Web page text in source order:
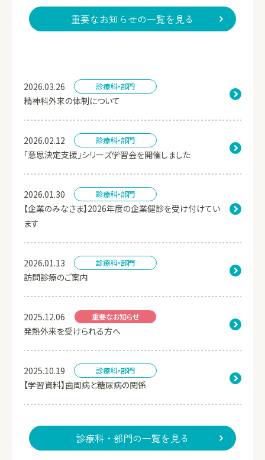
重要なお知らせの一覧を見る
2026.03.26 診療科・部門
精神科外来の体制について
2026.02.12 診療科・部門
「意思決定支援」シリーズ学習会を開催しました
2026.01.30 診療科・部門
【企業のみなさま】2026年度の企業健診を受け付けてい
ます
2026.01.13 診療科・部門
訪問診療のご案内
2025.12.06 重要なお知らせ
発熱外来を受けられる方へ
2025.10.19 診療科・部門
【学習資料】歯周病と糖尿病の関係
診療科・部門の一覧を見る